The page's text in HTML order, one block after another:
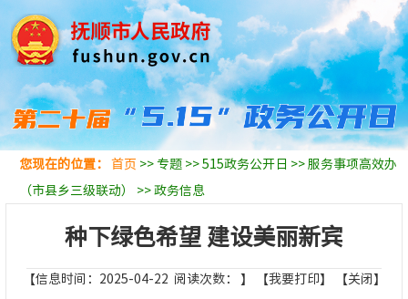
您现在的位置： 首页 >>专题 >>515政务公开日 >>服务事项高效办
（市县乡三级联动）
>>政务信息
种下绿色希望 建设美丽新宾
【信息时间：2025-04-22 阅读次数： 】 【我要打印】 【关闭】